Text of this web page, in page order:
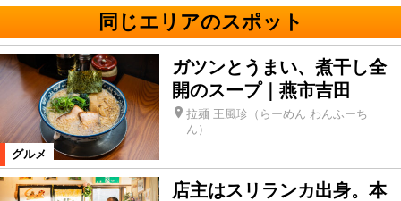
同じエリアのスポット
グルメ
ガツンとうまい、煮干し全
開のスープ｜燕市吉田
拉麺 王風珍（らーめん わんふーち
ん）
店主はスリランカ出身。本